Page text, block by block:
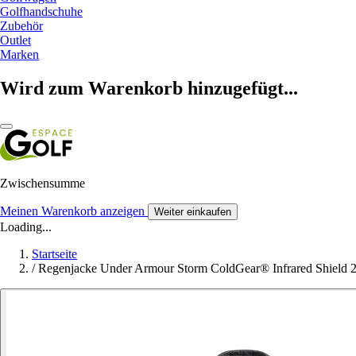
Golfhandschuhe
Zubehör
Outlet
Marken
Wird zum Warenkorb hinzugefügt...
Zwischensumme
Meinen Warenkorb anzeigen Weiter einkaufen
Loading...
Startseite
/ Regenjacke Under Armour Storm ColdGear® Infrared Shield